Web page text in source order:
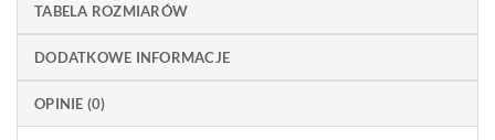
TABELA ROZMIARÓW
DODATKOWE INFORMACJE
OPINIE (0)